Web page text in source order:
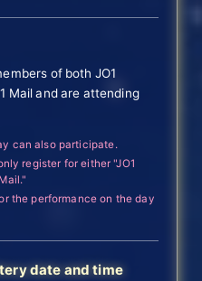
of both JO1
Mail and are attending
can also participate.
register for either "JO1
the performance on the day
date and time